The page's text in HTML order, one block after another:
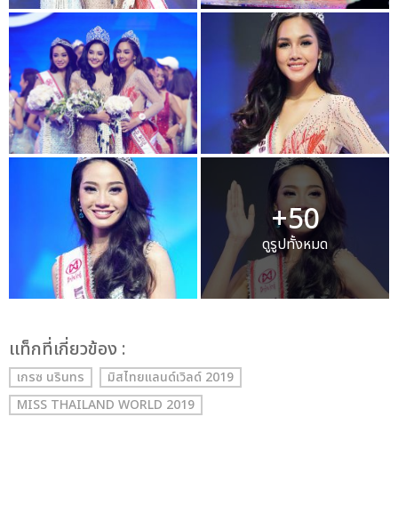
+50
ดูรูปทั้งหมด
เเท็กที่เกี่ยวข้อง :
เกรซ นรินทร
มิสไทยแลนด์เวิลด์ 2019
MISS THAILAND WORLD 2019